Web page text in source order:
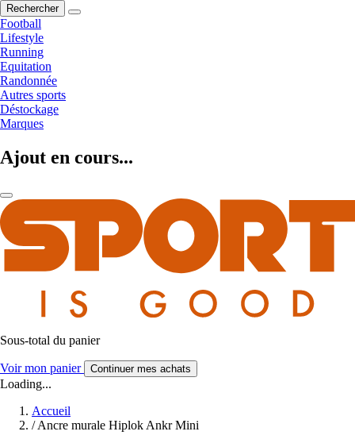
Rechercher
Football
Lifestyle
Running
Equitation
Randonnée
Autres sports
Déstockage
Marques
Ajout en cours...
Sous-total du panier
Voir mon panier Continuer mes achats
Loading...
Accueil
/Ancre murale Hiplok Ankr Mini